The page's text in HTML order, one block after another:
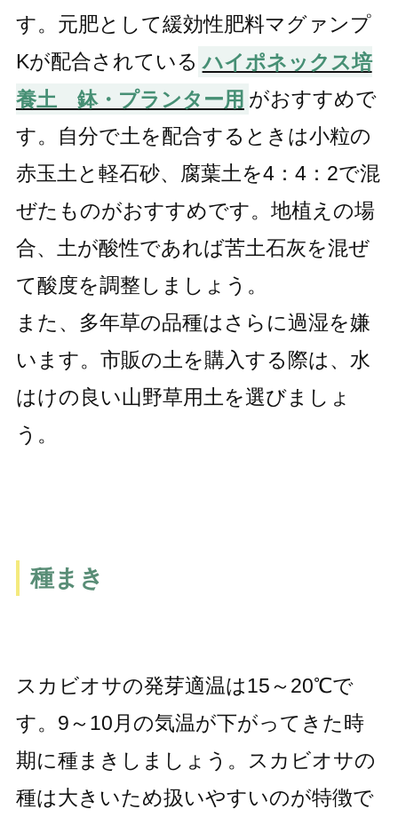
す。元肥として緩効性肥料マグァンプ
Kが配合されている ハイポネックス培
養土 鉢・プランター用 がおすすめで
す。自分で土を配合するときは小粒の
赤玉土と軽石砂、腐葉土を4：4：2で混
ぜたものがおすすめです。地植えの場
合、土が酸性であれば苦土石灰を混ぜ
て酸度を調整しましょう。
また、多年草の品種はさらに過湿を嫌
います。市販の土を購入する際は、水
はけの良い山野草用土を選びましょ
う。
種まき
スカビオサの発芽適温は15～20℃で
す。9～10月の気温が下がってきた時
期に種まきしましょう。スカビオサの
種は大きいため扱いやすいのが特徴で